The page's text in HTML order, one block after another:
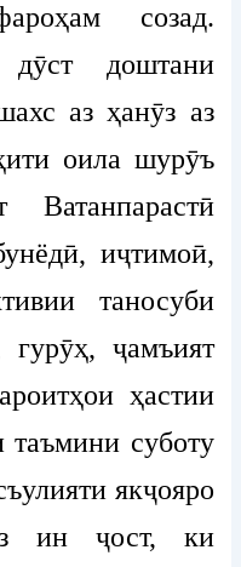
созад.
доштани
аз ҳанӯз аз
оила шурӯъ
иҷтимоӣ,
таносуби
гурӯҳ, ҷамъият
ҳастии
таъмини суботу
якҷояро
ин ҷост, ки